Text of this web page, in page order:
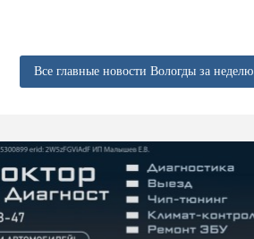
Все главные новости Вологды за неделю